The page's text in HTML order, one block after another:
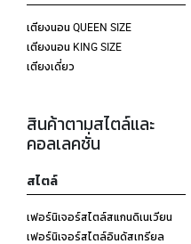
เตียงนอน QUEEN SIZE
เตียงนอน KING SIZE
เตียงเดี่ยว
สินค้าตามสไตล์และ
คอลเลคชั่น
สไตล์
เฟอร์นิเจอร์สไตล์สแกนดิเนเวียน
เฟอร์นิเจอร์สไตล์อินดัสเทรียล